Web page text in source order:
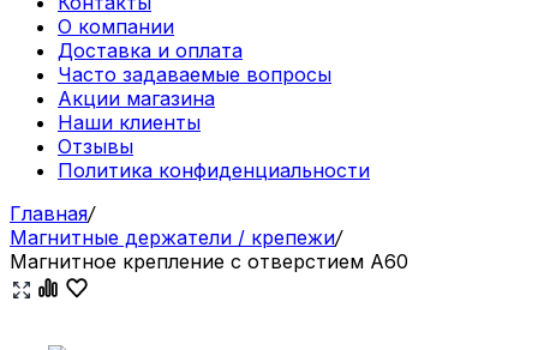
О компании
Доставка и оплата
Часто задаваемые вопросы
Акции магазина
Наши клиенты
Отзывы
Политика конфиденциальности
Главная/
Магнитные держатели / крепежи/
Магнитное крепление с отверстием А60